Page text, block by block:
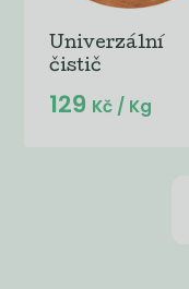
Univerzální
čistič
129 Kč / Kg